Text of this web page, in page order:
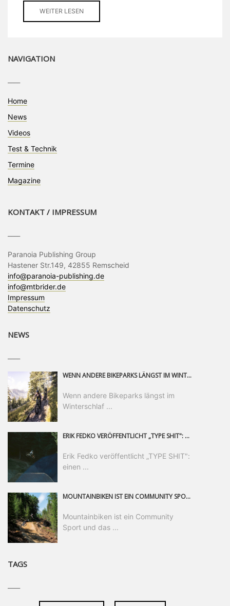
WEITER LESEN
NAVIGATION
Home
News
Videos
Test & Technik
Termine
Magazine
KONTAKT / IMPRESSUM
Paranoia Publishing Group
Hastener Str.149, 42855 Remscheid
info@paranoia-publishing.de
info@mtbrider.de
Impressum
Datenschutz
NEWS
WENN ANDERE BIKEPARKS LÄNGST IM WINTERSCHLAF SIND, IST MAN IN SAALFELDEN LEOGANG IMMER NOCH AM MOUNTAINBIKEN. IST DER HERBST DIE SCHÖNSTE ZEIT DES JAHRES? AUF DEN TRAILS RUND UM SAALFELDEN LEOGANG UND IM EPIC BIKEPARK LEOGANG IST ER DAS AUF JEDEN FALL – UND DIE GEFÜHLT DIE LÄNGSTE NOCH DAZU. NOCH BIS MINDESTENS 8. NOVEMBER STEHT DAS PINZGAUER MOUNTAINBIKE-PARADIES ALLEN RIDERN OFFEN, DIE EINFACH NICHT GENUG KRIEGEN KÖNNEN. DABEI HÄLT DIE GOLDENE JAHRESZEIT IN SAALFELDEN LEOGANG WEIT MEHR ALS LINES, TRAILS UND HERBSTPANORAMEN BEREIT: MIT DEM BIKE FESTIVAL, VERSCHIEDENEN LADIES SHRED EVENTS UND EINEM DIE GESAMTE SAISON ANDAUERNDEN PHOTO CONTEST ZUM 25-JÄHRIGEN BIKEPARK-JUBILÄUM GIBT ES RUND UM ÖSTERREICHS ÄLTESTEN BIKEPARK EINIGES ZU ERLEBEN.
Wenn andere Bikeparks längst im
Winterschlaf ...
ERIK FEDKO VERÖFFENTLICHT „TYPE SHIT": EINEN 23-MINÜTIGEN MOUNTAINBIKE-FILM, ÜBER DREI JAHRE RUND UM DIE WELT GEDREHT. ZEITGLEICH LAUNCHT ER DIE GLEICHNAMIGE KOLLEKTION SEINER BRAND TYPE. EIN SEGMENT DES FILMS ERSCHEINT SEPARAT AUF RED BULL BIKE.
Erik Fedko veröffentlicht „TYPE SHIT":
einen ...
MOUNTAINBIKEN IST EIN COMMUNITY SPORT UND DAS BEWEIST SICH IN DER BIKE REPUBLIC SÖLDEN GERADE EINDRUCKSVOLL AUF ALLEN LEVELN. FREERIDE PROFI, SHAPERIN UND FRISCH GEWÄHLTE SWATCH NINES MVP VERO SANDLER IST BEGEISTERT VON DER VIELFALT DER BIKE DESTINATION, DER NEUEN JUMPLINE UND PLÄDIERT FÜR MUT BEI (FRAUEN) COMMUNITIES. VERO UND IHR VERLOBTER SAM HODGES VERBRINGEN MEHRERE MONATE IN DER BIKE REPUBLIC UND LASSEN UNS DARAN TEILHABEN. UM COMMUNITY GEHT ES AUCH BEI DER PARTNERSCHAFT ZWISCHEN SÖLDEN UND DEM NEUEN RIDERS PARK DONOVALY IN DER SLOWAKEI: DER DORTIGE TOURISMUSDIREKTOR JIRI PEC IST ÜBERZEUGT: VON MEHR BIKEPARKS PROFITIERT DIE GANZE MTB-SZENE – UND MIT DOMINIK LINSER, GESCHÄFTSFÜHRER DER BRS, HAT ER DAMIT DEN PERFEKTEN PARTNER GEFUNDEN.
Mountainbiken ist ein Community
Sport und das ...
TAGS